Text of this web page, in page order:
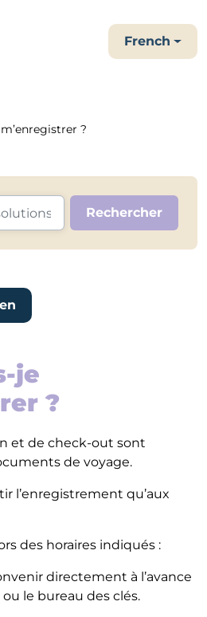
French
?
je
?
et de check-out sont
de voyage.
l’enregistrement qu’aux
des horaires indiqués :
directement à l’avance
le bureau des clés.